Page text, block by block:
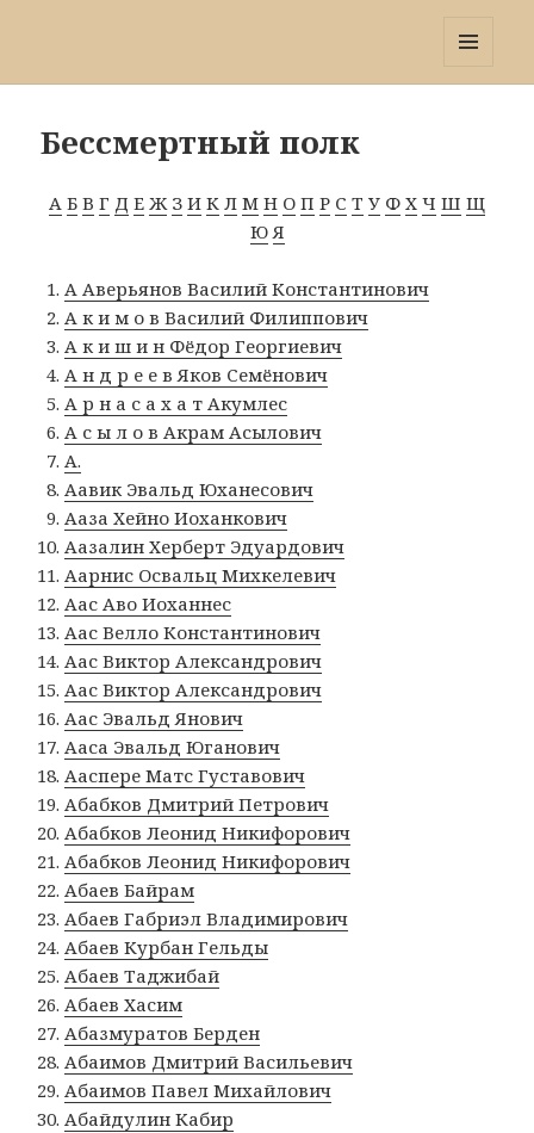
Бессмертный полк
А Б В Г Д Е Ж З И К Л М Н О П Р С Т У Ф Х Ч Ш Щ
Ю Я
А Аверьянов Василий Константинович
А к и м о в Василий Филиппович
А к и ш и н Фёдор Георгиевич
А н д р е е в Яков Семёнович
А р н а с а х а т Акумлес
А с ы л о в Акрам Асылович
А.
Аавик Эвальд Юханесович
Ааза Хейно Иоханкович
Аазалин Херберт Эдуардович
Аарнис Освальц Михкелевич
Аас Аво Иоханнес
Аас Велло Константинович
Аас Виктор Александрович
Аас Виктор Александрович
Аас Эвальд Янович
Ааса Эвальд Юганович
Ааспере Матс Густавович
Абабков Дмитрий Петрович
Абабков Леонид Никифорович
Абабков Леонид Никифорович
Абаев Байрам
Абаев Габриэл Владимирович
Абаев Курбан Гельды
Абаев Таджибай
Абаев Хасим
Абазмуратов Берден
Абаимов Дмитрий Васильевич
Абаимов Павел Михайлович
Абайдулин Кабир